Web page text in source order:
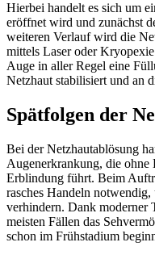
Hierbei handelt es sich um
eröffnet wird und zunächst
weiteren Verlauf wird die
mittels Laser oder
Auge in aller Regel eine
Netzhaut stabilisiert und an
Spätfolgen der
Bei der Netzhautablösung
Augenerkrankung, die
Erblindung führt. Beim
rasches Handeln
verhindern. Dank moderner
meisten Fällen das
schon im Frühstadium